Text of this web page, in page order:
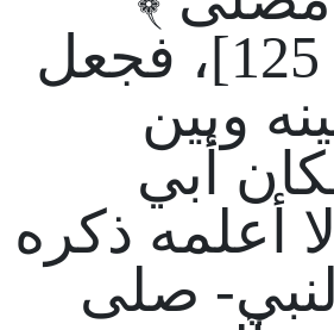
[البقرة: 125]، فجعل
وبين
أبي
أعلمه ذكره
صلى